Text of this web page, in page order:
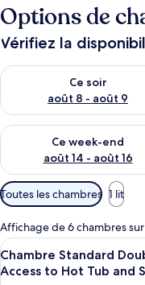
Options de
Vérifiez la
Ce soir
août 8 - août 9
Vérifier la disponibilité
Ce week-end
août 14 - août 16
Vérifier la disponibilité
Filtres
disponibles
pour
les
chambres
Toutes les chambres 1 lit
Affichage de 6 chambres
Afficher
toutes
21
Chambre Standard
Access to Hot Tub and